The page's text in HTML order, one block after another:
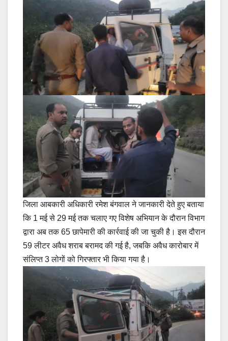
जिला आबकारी अधिकारी रमेश बंगवाल ने जानकारी देते हुए बताया
कि 1 मई से 29 मई तक चलाए गए विशेष अभियान के दौरान विभाग
द्वारा अब तक 65 छापेमारी की कार्रवाई की जा चुकी है। इस दौरान
59 लीटर अवैध शराब बरामद की गई है, जबकि अवैध कारोबार में
संलिप्त 3 लोगों को गिरफ्तार भी किया गया है।